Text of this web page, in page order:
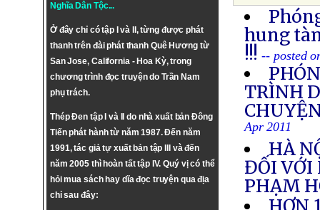
Nghĩa Dân Tộc...
Ở đây chỉ có tập I và II, từng được phát
thanh trên đài phát thanh Quê Hương từ
San Jose, California - Hoa Kỳ, trong
chương trình đọc truyện do Trần Nam
phụ trách.
Thép Đen tập I và II do nhà xuất bản Đông
Tiến phát hành từ năm 1987. Đến năm
1991, tác giả tự xuất bản tập III và đến
năm 2005 thì hoàn tất tập IV. Quý vị có thể
hỏi mua sách hay dĩa đọc truyện qua địa
chỉ sau đây:
hung
!!!-- posted
TRÌNH
Apr 2011
HÀ
ĐỐI VỚI
PHẠM